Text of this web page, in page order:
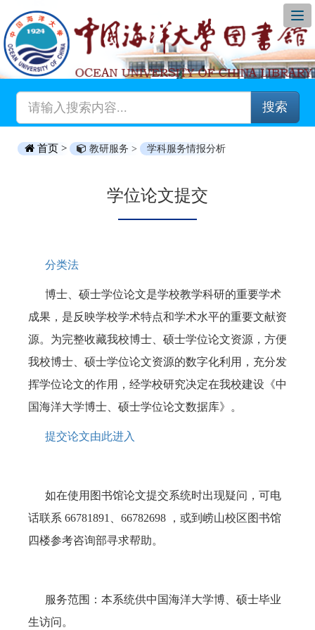
搜索
首页 > 教研服务 > 学科服务情报分析
学位论文提交
分类法
博士、硕士学位论文是学校教学科研的重要学术
成果，是反映学校学术特点和学术水平的重要文献资
源。为完整收藏我校博士、硕士学位论文资源，方便
我校博士、硕士学位论文资源的数字化利用，充分发
挥学位论文的作用，经学校研究决定在我校建设《中
国海洋大学博士、硕士学位论文数据库》。
提交论文由此进入
如在使用图书馆论文提交系统时出现疑问，可电
话联系 66781891、66782698 ，或到崂山校区图书馆
四楼参考咨询部寻求帮助。
服务范围：本系统供中国海洋大学博、硕士毕业
生访问。